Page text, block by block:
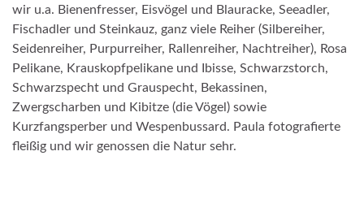
wir u.a. Bienenfresser, Eisvögel und Blauracke, Seeadler,
Fischadler und Steinkauz, ganz viele Reiher (Silbereiher,
Seidenreiher, Purpurreiher, Rallenreiher, Nachtreiher), Rosa
Pelikane, Krauskopfpelikane und Ibisse, Schwarzstorch,
Schwarzspecht und Grauspecht, Bekassinen,
Zwergscharben und Kibitze (die Vögel) sowie
Kurzfangsperber und Wespenbussard. Paula fotografierte
fleißig und wir genossen die Natur sehr.